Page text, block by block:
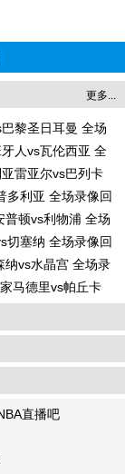
更多...
黎圣日耳曼 全场
人vs瓦伦西亚 全
雷亚尔vs巴列卡
多利亚 全场录像回
顿vs利物浦 全场
切塞纳 全场录像回
纳vs水晶宫 全场录
马德里vs帕丘卡
直播吧